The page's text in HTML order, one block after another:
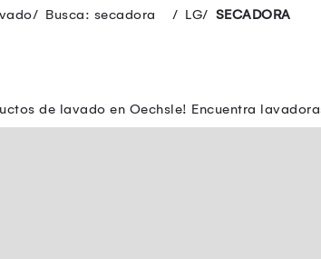
Busca: secadora LG SECADORA
de lavado en Oechsle! Encuentra